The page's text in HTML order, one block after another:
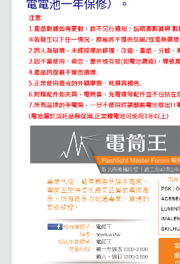
電電池一年保修）。